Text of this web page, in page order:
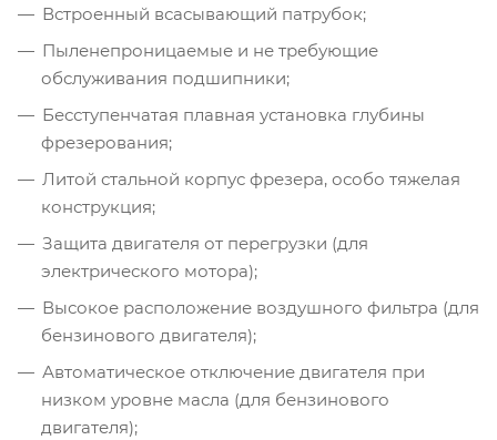
Встроенный всасывающий патрубок;
Пыленепроницаемые и не требующие
обслуживания подшипники;
Бесступенчатая плавная установка глубины
фрезерования;
Литой стальной корпус фрезера, особо тяжелая
конструкция;
Защита двигателя от перегрузки (для
электрического мотора);
Высокое расположение воздушного фильтра (для
бензинового двигателя);
Автоматическое отключение двигателя при
низком уровне масла (для бензинового
двигателя);